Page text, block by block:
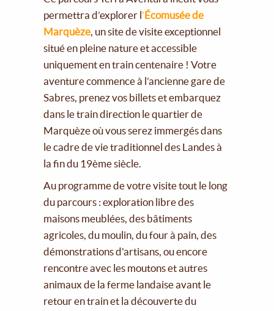
permettra d’explorer l'Écomusée de
Marquèze , un site de visite exceptionnel
situé en pleine nature et accessible
uniquement en train centenaire ! Votre
aventure commence à l’ancienne gare de
Sabres, prenez vos billets et embarquez
dans le train direction le quartier de
Marquèze où vous serez immergés dans
le cadre de vie traditionnel des Landes à
la fin du 19ème siècle.
Au programme de votre visite tout le long
du parcours : exploration libre des
maisons meublées, des bâtiments
agricoles, du moulin, du four à pain, des
démonstrations d'artisans, ou encore
rencontre avec les moutons et autres
animaux de la ferme landaise avant le
retour en train et la découverte du